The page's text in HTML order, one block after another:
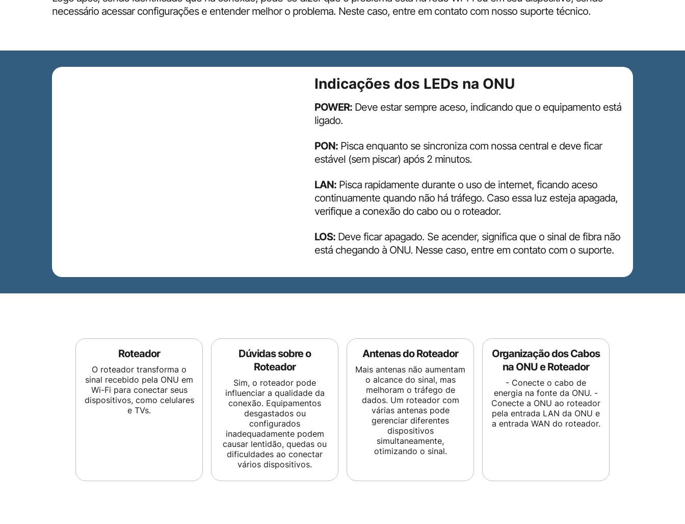
necessário acessar configurações e entender melhor o problema. Neste caso, entre em contato com nosso suporte técnico.
Indicações dos LEDs na ONU
POWER:Deve estar sempre aceso, indicando que o equipamento está
ligado.
PON:Pisca enquanto se sincroniza com nossa central e deve ficar
estável (sem piscar) após 2 minutos.
LAN:Pisca rapidamente durante o uso de internet, ficando aceso
continuamente quando não há tráfego. Caso essa luz esteja apagada,
verifique a conexão do cabo ou o roteador.
LOS:Deve ficar apagado. Se acender, significa que o sinal de fibra não
está chegando à ONU. Nesse caso, entre em contato com o suporte.
Roteador
O roteador transforma o
sinal recebido pela ONU em
Wi-Fi para conectar seus
dispositivos, como celulares
e TVs.
Dúvidas sobre o
Roteador
Sim, o roteador pode
influenciar a qualidade da
conexão. Equipamentos
desgastados ou
configurados
inadequadamente podem
causar lentidão, quedas ou
dificuldades ao conectar
vários dispositivos.
Antenas do Roteador
Mais antenas não aumentam
o alcance do sinal, mas
melhoram o tráfego de
dados. Um roteador com
várias antenas pode
gerenciar diferentes
dispositivos
simultaneamente,
otimizando o sinal.
Organização dos Cabos
na ONU e Roteador
- Conecte o cabo de
energia na fonte da ONU. -
Conecte a ONU ao roteador
pela entrada LAN da ONU e
a entrada WAN do roteador.